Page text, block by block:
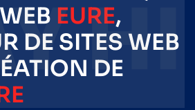
EURE,
DE SITES WEB
DE